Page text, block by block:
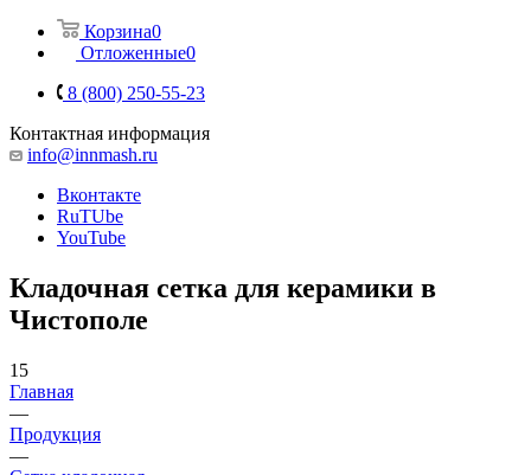
Корзина0
Отложенные0
8 (800) 250-55-23
Контактная информация
info@innmash.ru
Вконтакте
RuTUbe
YouTube
Кладочная сетка для керамики в
Чистополе
15
Главная
—
Продукция
—